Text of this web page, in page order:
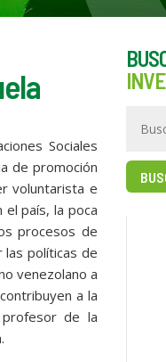
Sociales
de promoción
voluntarista e
el país, la poca
procesos de
las políticas de
venezolano a
a la
profesor de la